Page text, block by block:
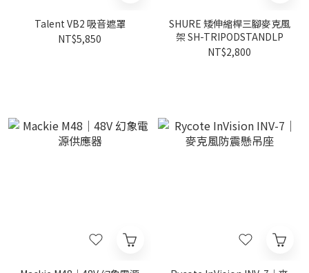
Talent VB2 吸音遮罩
NT$5,850
SHURE 矮伸縮桿三腳麥克風
架 SH-TRIPODSTANDLP
NT$2,800